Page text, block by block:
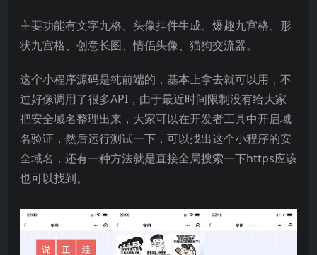
主要功能有文字九格、头像挂件生成、爆趣九宫格、形
状九宫格、创意长图、情侣头像、猫狗交流器。
这个小程序源码是纯前端的，基本上拿去就可以用，不
过好像调用了很多API，由于最近时间限制没有给大家
把安全域名整理出来，大家可以在开发者工具中开启域
名验证，然后运行测试一下，可以找出这个小程序的安
全域名，还有一种方法就是直接全局搜索一下https应该
也可以找到。